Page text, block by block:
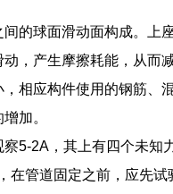
的球面滑动面构成。上
，产生摩擦耗能，从而
相应构件使用的钢筋、
加。
5-2A，其上有四个未知
管道固定之前，应先